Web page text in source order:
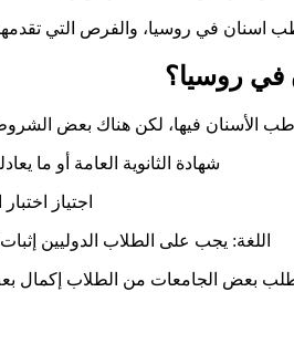
في روسيا، والفرص التي تقدمها
روسيا؟
شهادة الثانوية العامة أو ما
اجتياز
اللغة: يجب على الطلاب الدوليين إثبات
بعض الجامعات من الطلاب إكمال بعض